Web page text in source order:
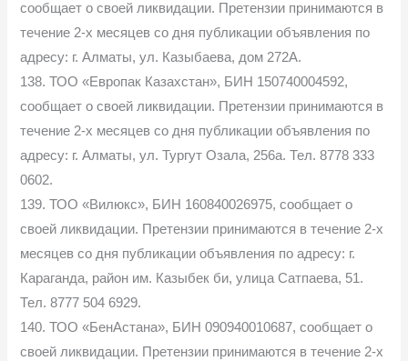
сообщает о своей ликвидации. Претензии принимаются в
течение 2-х месяцев со дня публикации объявления по
адресу: г. Алматы, ул. Казыбаева, дом 272А.
138. ТОО «Европак Казахстан», БИН 150740004592,
сообщает о своей ликвидации. Претензии принимаются в
течение 2-х месяцев со дня публикации объявления по
адресу: г. Алматы, ул. Тургут Озала, 256а. Тел. 8778 333
0602.
139. ТОО «Вилюкс», БИН 160840026975, сообщает о
своей ликвидации. Претензии принимаются в течение 2-х
месяцев со дня публикации объявления по адресу: г.
Караганда, район им. Казыбек би, улица Сатпаева, 51.
Тел. 8777 504 6929.
140. ТОО «БенАстана», БИН 090940010687, сообщает о
своей ликвидации. Претензии принимаются в течение 2-х